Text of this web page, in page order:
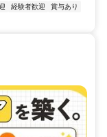
経験者歓迎
賞与あり